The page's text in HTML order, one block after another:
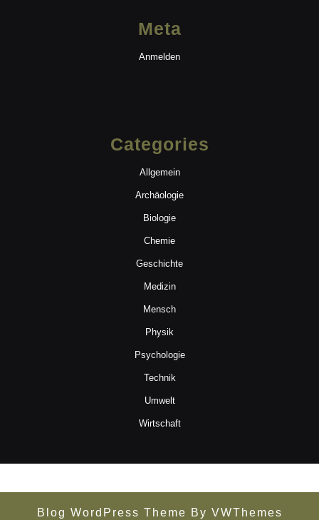
Meta
Anmelden
Categories
Allgemein
Archäologie
Biologie
Chemie
Geschichte
Medizin
Mensch
Physik
Psychologie
Technik
Umwelt
Wirtschaft
Blog WordPress Theme By VWThemes